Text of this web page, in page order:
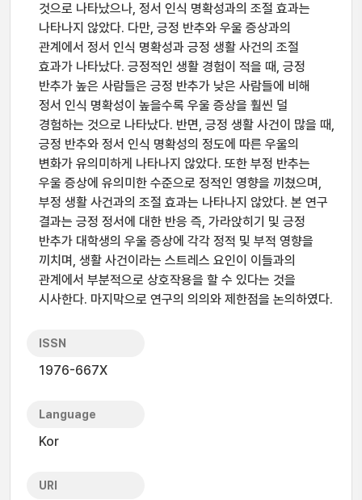
것으로 나타났으나, 정서 인식 명확성과의 조절 효과는
나타나지 않았다. 다만, 긍정 반추와 우울 증상과의
관계에서 정서 인식 명확성과 긍정 생활 사건의 조절
효과가 나타났다. 긍정적인 생활 경험이 적을 때, 긍정
반추가 높은 사람들은 긍정 반추가 낮은 사람들에 비해
정서 인식 명확성이 높을수록 우울 증상을 훨씬 덜
경험하는 것으로 나타났다. 반면, 긍정 생활 사건이 많을 때,
긍정 반추와 정서 인식 명확성의 정도에 따른 우울의
변화가 유의미하게 나타나지 않았다. 또한 부정 반추는
우울 증상에 유의미한 수준으로 정적인 영향을 끼쳤으며,
부정 생활 사건과의 조절 효과는 나타나지 않았다. 본 연구
결과는 긍정 정서에 대한 반응 즉, 가라앉히기 및 긍정
반추가 대학생의 우울 증상에 각각 정적 및 부적 영향을
끼치며, 생활 사건이라는 스트레스 요인이 이들과의
관계에서 부분적으로 상호작용을 할 수 있다는 것을
시사한다. 마지막으로 연구의 의의와 제한점을 논의하였다.
ISSN
1976-667X
Language
Kor
URI